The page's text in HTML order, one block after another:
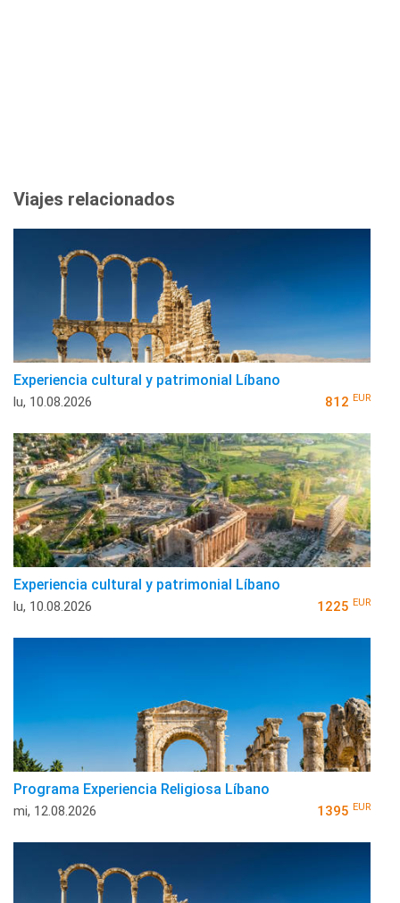
Viajes relacionados
Experiencia cultural y patrimonial Líbano
lu, 10.08.2026 812 EUR
Experiencia cultural y patrimonial Líbano
lu, 10.08.2026 1225 EUR
Programa Experiencia Religiosa Líbano
mi, 12.08.2026 1395 EUR